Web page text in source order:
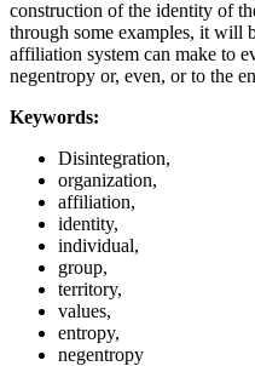
construction of the identity of
through some examples, it will
affiliation system can make to
negentropy or, even, or to the
Keywords:
Disintegration,
organization,
affiliation,
identity,
individual,
group,
territory,
values,
entropy,
negentropy